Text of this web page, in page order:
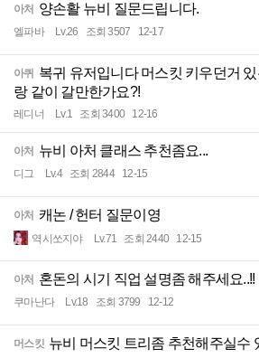
아처 양손활 뉴비 질문드립니다.
엘파바 Lv.26 조회 3507 12-17
아퀴
복귀 유저입니다 머스킷 키우던거
랑 같이 갈만한가요?!
레디너 Lv.1 조회 3400 12-16
아처 뉴비 아처 클래스 추천좀요...
디그 Lv.4 조회 2844 12-15
아처 캐논 / 헌터 질문이영
역시쏘지야 Lv.71 조회 2440 12-15
아처 혼돈의 시기 직업 설명좀 해주세요..!!
쿠마난다 Lv.18 조회 3799 12-12
머스킷 뉴비 머스킷 트리좀 추천해주실수